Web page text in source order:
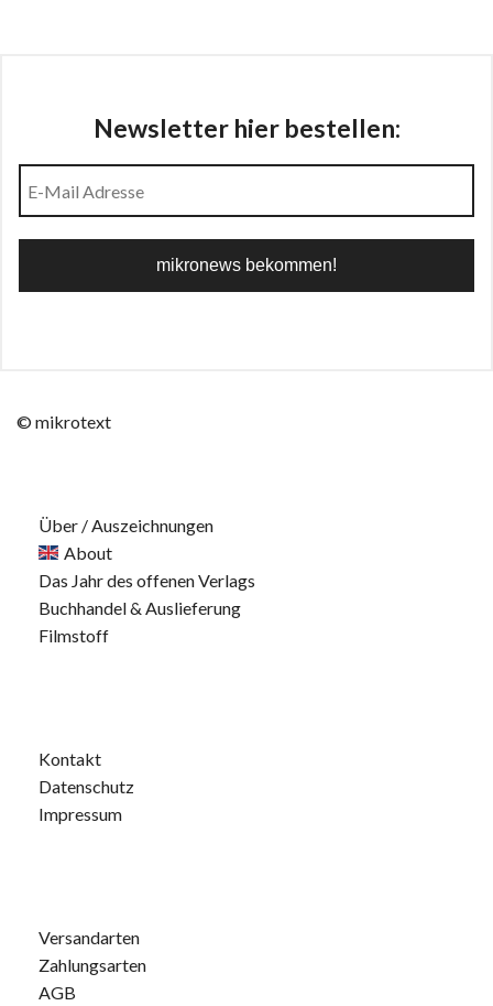
Newsletter hier bestellen:
© mikrotext
Über / Auszeichnungen
About
Das Jahr des offenen Verlags
Buchhandel & Auslieferung
Filmstoff
Kontakt
Datenschutz
Impressum
Versandarten
Zahlungsarten
AGB